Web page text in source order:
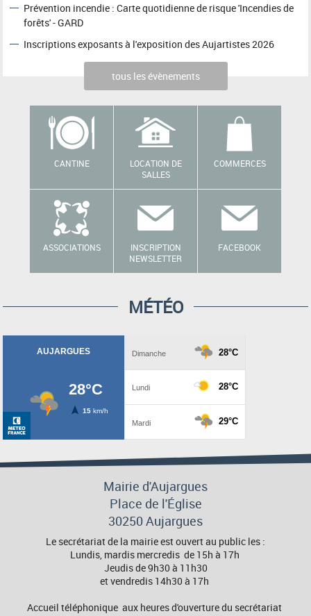
Prévention incendie : Carte quotidienne de risque 'Incendies de
forêts' - GARD
Inscriptions exposants à l'exposition des Aujartistes 2026
tous les évènements
CANTINE
LOCATION DE
SALLES
COMMERCES
ASSOCIATIONS
INSCRIPTION
NEWSLETTER
FACEBOOK
MÉTÉO
Mairie d'Aujargues
Place de l'Église
30250 Aujargues
Le secrétariat de la mairie est ouvert au public les :
Lundis, mardis mercredis de 15h à 17h
Jeudis de 9h30 à 11h30
et vendredis 14h30 à 17h
Accueil téléphonique aux heures d'ouverture du secrétariat